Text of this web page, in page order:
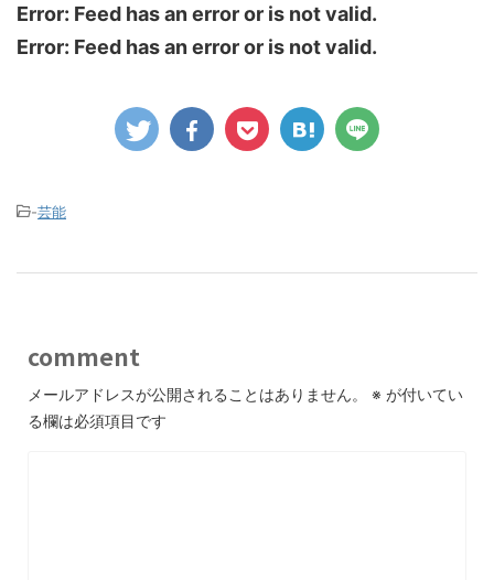
Error: Feed has an error or is not valid.
Error: Feed has an error or is not valid.
-芸能
comment
メールアドレスが公開されることはありません。 ※ が付いてい
る欄は必須項目です